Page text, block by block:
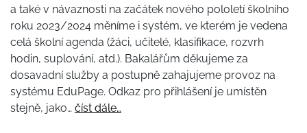
a také v návaznosti na začátek nového pololetí školního
roku 2023/2024 měníme i systém, ve kterém je vedena
celá školní agenda (žáci, učitelé, klasifikace, rozvrh
hodin, suplování, atd.). Bakalářům děkujeme za
dosavadní služby a postupně zahajujeme provoz na
systému EduPage. Odkaz pro přihlášení je umístěn
stejně, jako… číst dále…